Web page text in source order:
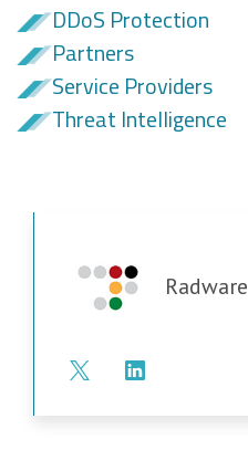
DDoS Protection
Partners
Service Providers
Threat Intelligence
Radware